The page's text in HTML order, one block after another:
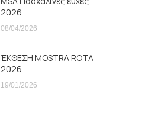
2026
08/04/2026
ΈΚΘΕΣΗ MOSTRA ROTA
2026
19/01/2026